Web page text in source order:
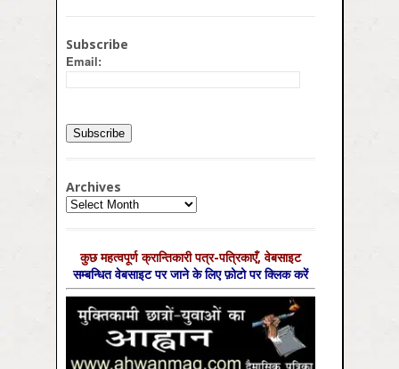
Subscribe
Email:
Archives
Archives
कुछ महत्‍वपूर्ण क्रान्तिकारी पत्र-पत्रिकाएँ, वेबसाइट
सम्‍बन्धित वेबसाइट पर जाने के लिए फ़ोटो पर क्लिक करें